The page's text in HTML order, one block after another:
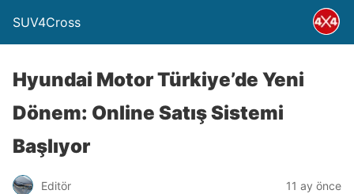
SUV4Cross
Hyundai Motor Türkiye’de Yeni
Dönem: Online Satış Sistemi
Başlıyor
Editör 11 ay önce